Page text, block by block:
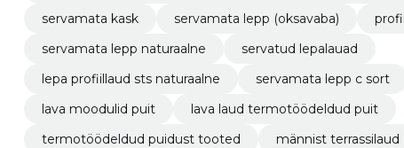
servamata kask
servamata lepp (oksavaba)
servamata lepp naturaalne
servatud lepalauad
lepa profiillaud sts naturaalne
servamata lepp c sort
lava moodulid puit
lava laud termotöödeldud puit
termotöödeldud puidust tooted
männist terrassilaud